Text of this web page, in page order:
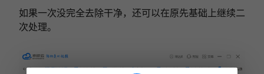
如果一次没完全去除干净，还可以在原先基础上继续二
次处理。